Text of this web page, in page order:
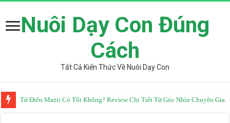
Nuôi Dạy Con Đúng
Cách
Tất Cả Kiến Thức Về Nuôi Dạy Con
Từ Điển Mazii Có Tốt Không? Review Chi Tiết Từ Góc Nhìn Chuyên Gia